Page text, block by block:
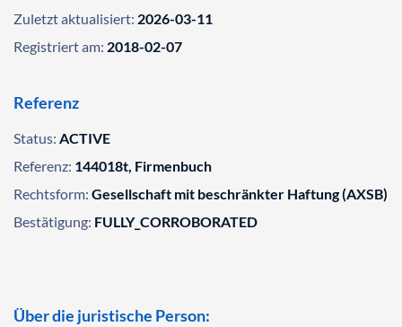
Zuletzt aktualisiert: 2026-03-11
Registriert am: 2018-02-07
Referenz
Status: ACTIVE
Referenz: 144018t, Firmenbuch
Rechtsform: Gesellschaft mit beschränkter Haftung (AXSB)
Bestätigung: FULLY_CORROBORATED
Über die juristische Person: